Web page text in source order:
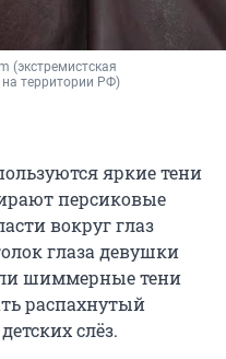
(экстремистская
на территории РФ)
яркие тени
персиковые
вокруг глаз
глаза девушки
шиммерные тени
распахнутый
слёз.